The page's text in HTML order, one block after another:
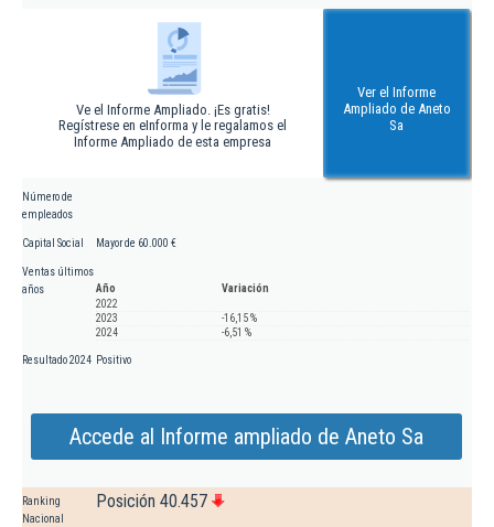
Ve el Informe Ampliado. ¡Es gratis!
Regístrese en eInforma y le regalamos el
Informe Ampliado de esta empresa
Ver el Informe
Ampliado de Aneto
Sa
Número de
empleados
Capital Social Mayor de 60.000 €
Ventas últimos
años
Año
Variación
2022
2023
-16,15 %
2024
-6,51 %
Resultado 2024 Positivo
Accede al Informe ampliado de Aneto Sa
Ranking
Nacional
Posición 40.457